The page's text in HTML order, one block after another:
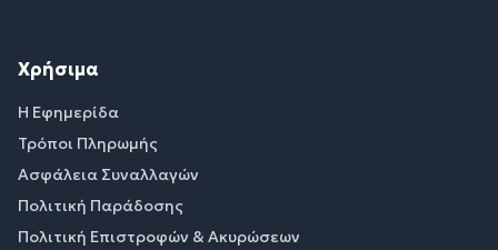
Χρήσιμα
Η Εφημερίδα
Τρόποι Πληρωμής
Ασφάλεια Συναλλαγών
Πολιτική Παράδοσης
Πολιτική Επιστροφών & Ακυρώσεων